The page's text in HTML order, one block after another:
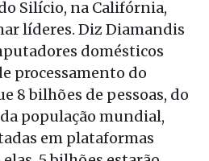
Silício, na Califórnia,
líderes. Diz Diamandis
domésticos
processamento do
8 bilhões de pessoas, do
população mundial,
em plataformas